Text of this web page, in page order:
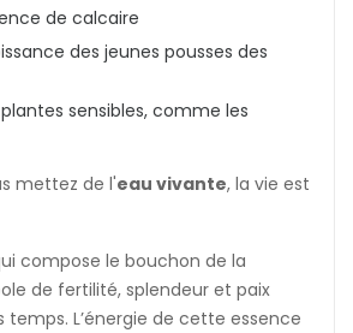
de calcaire
des jeunes pousses des
sensibles, comme les
mettez de l'eau vivante, la vie est
compose le bouchon de la
de fertilité, splendeur et paix
temps. L’énergie de cette essence